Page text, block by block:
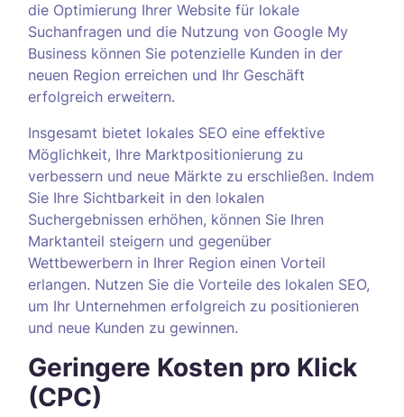
die Optimierung Ihrer Website für lokale
Suchanfragen und die Nutzung von Google My
Business können Sie potenzielle Kunden in der
neuen Region erreichen und Ihr Geschäft
erfolgreich erweitern.
Insgesamt bietet lokales SEO eine effektive
Möglichkeit, Ihre Marktpositionierung zu
verbessern und neue Märkte zu erschließen. Indem
Sie Ihre Sichtbarkeit in den lokalen
Suchergebnissen erhöhen, können Sie Ihren
Marktanteil steigern und gegenüber
Wettbewerbern in Ihrer Region einen Vorteil
erlangen. Nutzen Sie die Vorteile des lokalen SEO,
um Ihr Unternehmen erfolgreich zu positionieren
und neue Kunden zu gewinnen.
Geringere Kosten pro Klick
(CPC)